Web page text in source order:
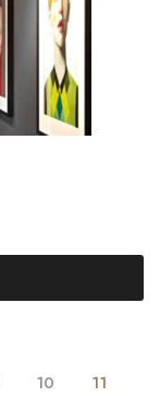
10
11